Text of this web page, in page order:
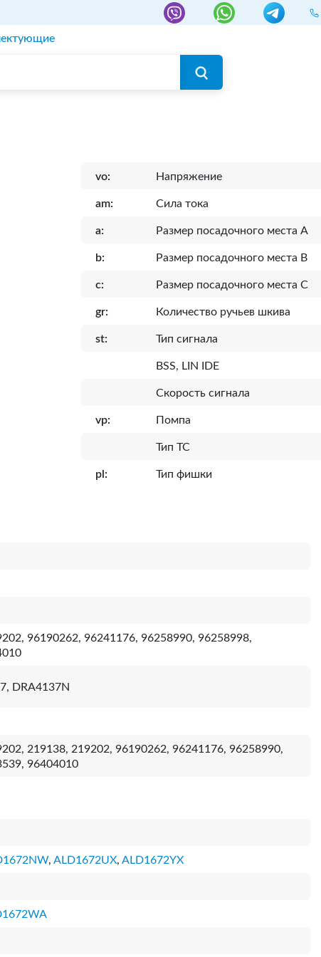
vo: Напряжение
am: Сила тока
a: Размер посадочного места A
b: Размер посадочного места B
c: Размер посадочного места C
gr: Количество ручьев шкива
st: Тип сигнала
BSS, LIN IDE
Скорость сигнала
vp: Помпа
Тип ТС
pl: Тип фишки
96190262, 96241176, 96258990, 96258998,
DRA4137N
219138, 219202, 96190262, 96241176, 96258990,
96404010
, ALD1672UX, ALD1672YX